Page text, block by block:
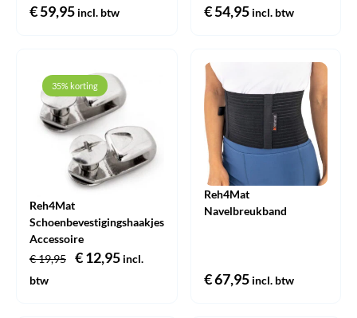
€59,95 incl. btw €54,95 incl. btw
35% korting
Reh4Mat
Schoenbevestigingshaakjes
Accessoire
€19,95
Oorspronkelijke
€12,95Huidige
incl.
btw
Reh4Mat
Navelbreukband
€67,95 incl. btw